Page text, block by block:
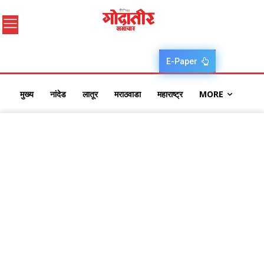
E-Paper
मुख्य नांदेड लातूर मराठवाडा महाराष्ट्र MORE